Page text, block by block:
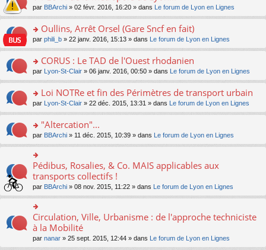
e
u
s
c
e
nt
n
o
lu
le
pl
u
s
e
nt
a
g
e
n
lu
le
pl
u
ré
c
e
nt
ult
er
le
m
e
a
g
e
n
n
le
pl
u
s
ré
c
e
nt
o
n
ult
er
le
m
e
a
g
e
n
n
le
pl
u
s
c
nt
par BBArchi » 02 févr. 2016, 16:20 » dans Le forum de Lyon en Lignes
o
n
ult
er
le
m
e
a
g
e
n
o
n
lu
le
pl
u
s
ré
e
Oullins, Arrêt Orsel (Gare Sncf en fait)
par phili_b » 22 janv. 2016, 15:13 » dans Le forum de Lyon en Lignes
o
n
ult
er
le
m
e
s
g
e
n
o
n
lu
le
pl
u
CORUS : Le TAD de l'Ouest rhodanien
par Lyon-St-Clair » 06 janv. 2016, 00:50 » dans Le forum de Lyon en Lignes
o
n
ult
er
le
m
e
s
a
e
n
o
n
Loi NOTRe et fin des Périmètres de transport urbain
par Lyon-St-Clair » 22 déc. 2015, 13:31 » dans Le forum de Lyon en Lignes
o
n
s
ult
er
le
m
e
s
s
a
g
e
"Altercation"...
par BBArchi » 11 déc. 2015, 10:39 » dans Le forum de Lyon en Lignes
o
n
ult
er
le
m
e
s
Pédibus, Rosalies, & Co. MAIS applicables aux
transports collectifs !
par BBArchi » 08 nov. 2015, 11:22 » dans Le forum de Lyon en Lignes
o
n
ult
Circulation, Ville, Urbanisme : de l'approche techniciste
à la Mobilité
par nanar » 25 sept. 2015, 12:44 » dans Le forum de Lyon en Lignes